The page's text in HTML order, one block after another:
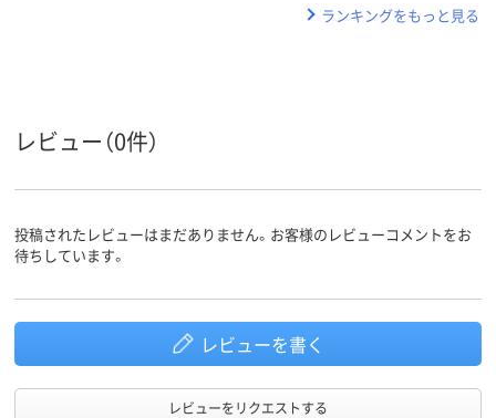
ランキングをもっと見る
レビュー（0件）
投稿されたレビューはまだありません。お客様のレビューコメントをお
待ちしています。
レビューを書く
レビューをリクエストする